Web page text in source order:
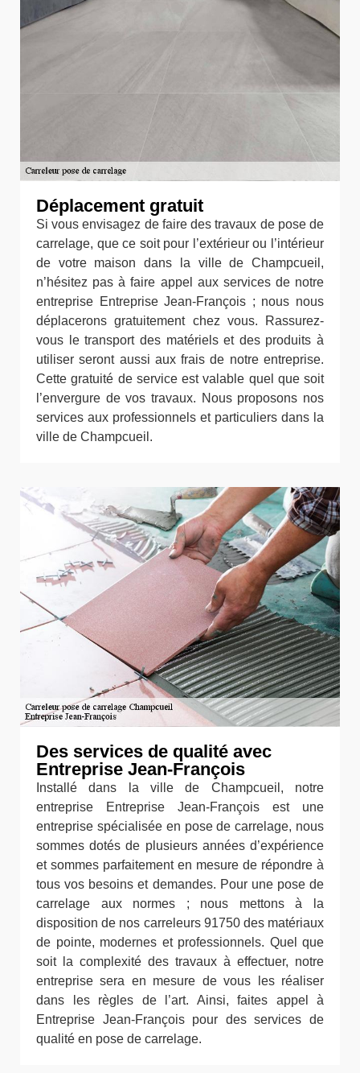
Déplacement gratuit
Si vous envisagez de faire des travaux de pose de
carrelage, que ce soit pour l’extérieur ou l’intérieur
de votre maison dans la ville de Champcueil,
n’hésitez pas à faire appel aux services de notre
entreprise Entreprise Jean-François ; nous nous
déplacerons gratuitement chez vous. Rassurez-
vous le transport des matériels et des produits à
utiliser seront aussi aux frais de notre entreprise.
Cette gratuité de service est valable quel que soit
l’envergure de vos travaux. Nous proposons nos
services aux professionnels et particuliers dans la
ville de Champcueil.
Des services de qualité avec
Entreprise Jean-François
Installé dans la ville de Champcueil, notre
entreprise Entreprise Jean-François est une
entreprise spécialisée en pose de carrelage, nous
sommes dotés de plusieurs années d’expérience
et sommes parfaitement en mesure de répondre à
tous vos besoins et demandes. Pour une pose de
carrelage aux normes ; nous mettons à la
disposition de nos carreleurs 91750 des matériaux
de pointe, modernes et professionnels. Quel que
soit la complexité des travaux à effectuer, notre
entreprise sera en mesure de vous les réaliser
dans les règles de l’art. Ainsi, faites appel à
Entreprise Jean-François pour des services de
qualité en pose de carrelage.